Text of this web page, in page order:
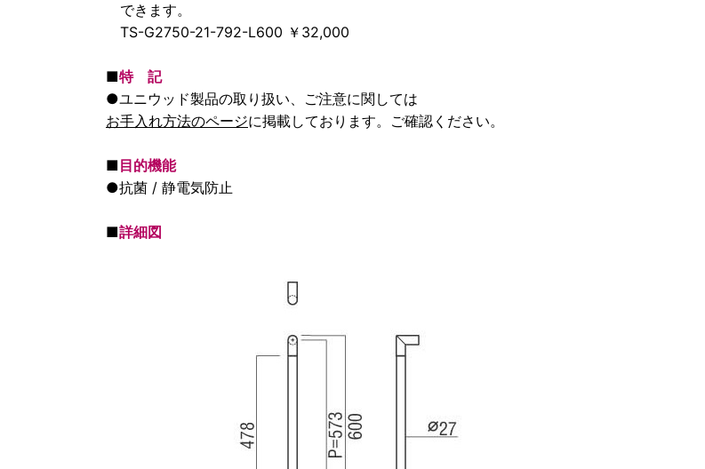
できます。
TS-G2750-21-792-L600 ￥32,000
■特 記
●ユニウッド製品の取り扱い、ご注意に関しては
お手入れ方法のページに掲載しております。ご確認ください。
■目的機能
●抗菌 / 静電気防止
■詳細図